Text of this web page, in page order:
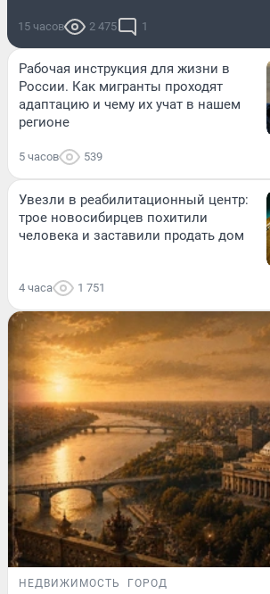
15 часов 2 475 1
Рабочая инструкция для жизни в
России. Как мигранты проходят
адаптацию и чему их учат в нашем
регионе
5 часов 539
Увезли в реабилитационный центр:
трое новосибирцев похитили
человека и заставили продать дом
4 часа 1 751
НЕДВИЖИМОСТЬ ГОРОД